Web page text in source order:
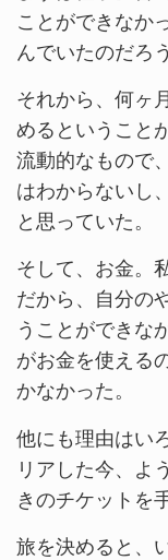
ことができなか
んでいたのだろう
それから、何ヶ
めるということ
流動的なもので
はわからないし
と思っていた。
そして、お金。
だから、自分の
うことができな
がお金を使える
かなかった。
他にも理由はい
リアした今、よ
きのチケットを
旅を決めると、